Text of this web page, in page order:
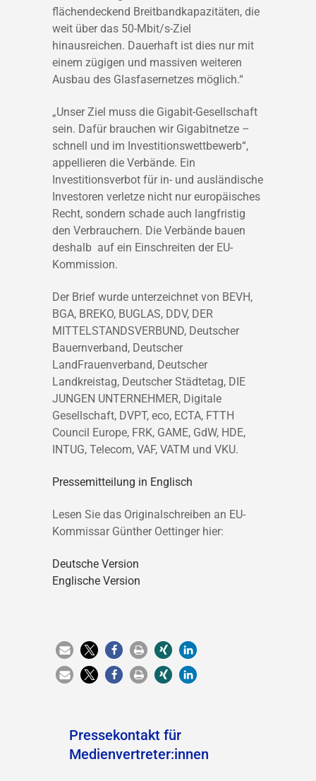
flächendeckend Breitbandkapazitäten, die
weit über das 50-Mbit/s-Ziel
hinausreichen. Dauerhaft ist dies nur mit
einem zügigen und massiven weiteren
Ausbau des Glasfasernetzes möglich.“
„Unser Ziel muss die Gigabit-Gesellschaft
sein. Dafür brauchen wir Gigabitnetze –
schnell und im Investitionswettbewerb“,
appellieren die Verbände. Ein
Investitionsverbot für in- und ausländische
Investoren verletze nicht nur europäisches
Recht, sondern schade auch langfristig
den Verbrauchern. Die Verbände bauen
deshalb auf ein Einschreiten der EU-
Kommission.
Der Brief wurde unterzeichnet von BEVH,
BGA, BREKO, BUGLAS, DDV, DER
MITTELSTANDSVERBUND, Deutscher
Bauernverband, Deutscher
LandFrauenverband, Deutscher
Landkreistag, Deutscher Städtetag, DIE
JUNGEN UNTERNEHMER, Digitale
Gesellschaft, DVPT, eco, ECTA, FTTH
Council Europe, FRK, GAME, GdW, HDE,
INTUG, Telecom, VAF, VATM und VKU.
Pressemitteilung in Englisch
Lesen Sie das Originalschreiben an EU-
Kommissar Günther Oettinger hier:
Deutsche Version
Englische Version
Pressekontakt für
Medienvertreter:innen